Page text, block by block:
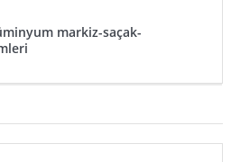
markiz-saçak-